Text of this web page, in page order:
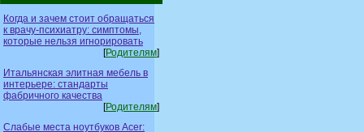
Когда и зачем стоит обращаться
к врачу-психиатру: симптомы,
которые нельзя игнорировать
[Родителям]
Итальянская элитная мебель в
интерьере: стандарты
фабричного качества
[Родителям]
Слабые места ноутбуков Acer: